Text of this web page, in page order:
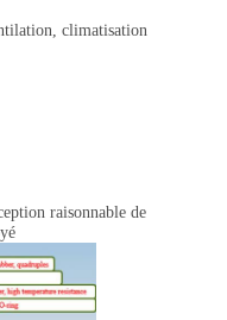
climatisation
raisonnable de